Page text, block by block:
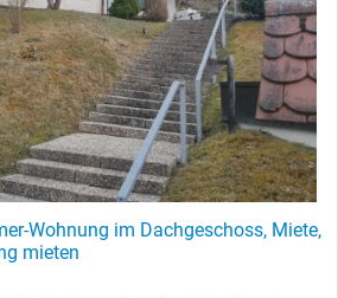
Wohnung im Dachgeschoss, Miete,
mieten